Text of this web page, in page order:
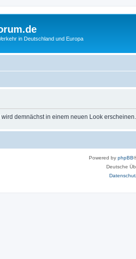
in Deutschland und Europa
demnächst in einem neuen Look erscheinen.
Powered by phpBB
Deutsche